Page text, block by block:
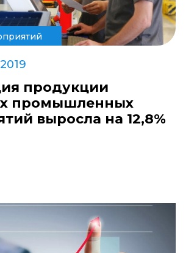
продукции
промышленных
выросла на 12,8%